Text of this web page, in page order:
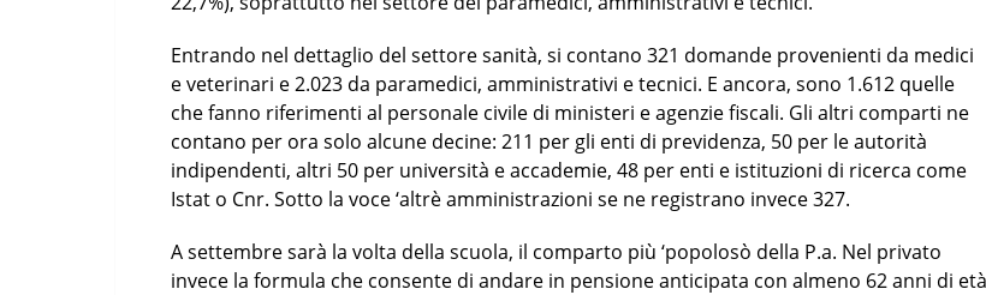
Entrando nel dettaglio del settore sanità, si contano 321 domande provenienti da medici
e veterinari e 2.023 da paramedici, amministrativi e tecnici. E ancora, sono 1.612 quelle
che fanno riferimenti al personale civile di ministeri e agenzie fiscali. Gli altri comparti ne
contano per ora solo alcune decine: 211 per gli enti di previdenza, 50 per le autorità
indipendenti, altri 50 per università e accademie, 48 per enti e istituzioni di ricerca come
Istat o Cnr. Sotto la voce ‘altrè amministrazioni se ne registrano invece 327.
A settembre sarà la volta della scuola, il comparto più ‘popolosò della P.a. Nel privato
invece la formula che consente di andare in pensione anticipata con almeno 62 anni di età